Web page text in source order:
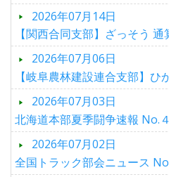
2026年07月14日
【関西合同支部】ざっそう
2026年07月06日
【岐阜農林建設連合支部】ひ
2026年07月03日
北海道本部夏季闘争速報 No.４
2026年07月02日
全国トラック部会ニュース